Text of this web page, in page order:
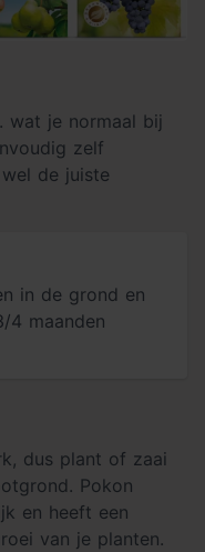
wat je normaal bij
zelf
de juiste
in de grond en
4 maanden
dus plant of zaai
Pokon
en heeft een
van je planten.